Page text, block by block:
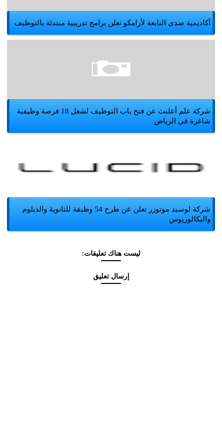
أكاديمية صدى التابعة لأرامكو تعلن برامج تدريبية مبتدئة بالتوظيف
شركة علم أعلنت عن فتح باب التوظيف لشغل 18 فرصة وظيفية
شاغرة في الرياض
شركة لوسيد موتوزر تعلن عن طرح 54 وظيفة للثانوية والدبلوم
والبكالوريوس
ليست هناك تعليقات:
إرسال تعليق